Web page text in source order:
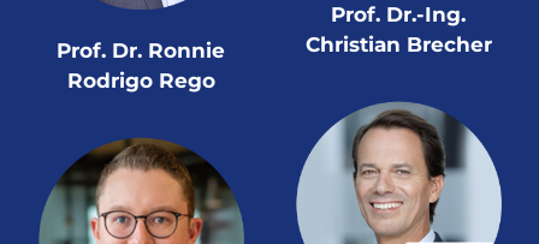
Prof. Dr. Ronnie
Rodrigo Rego
Prof. Dr.-Ing.
Christian Brecher